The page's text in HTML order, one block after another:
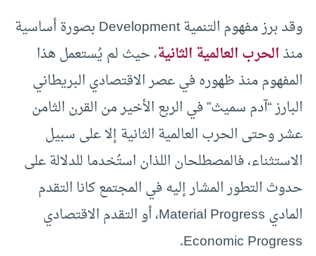
وقد برز مفهوم التنمية Development بصورة أساسية
منذالحرب العالمية الثانية، حيث لم يُستعمل هذا
المفهوم منذ ظهوره في عصر الاقتصادي البريطاني
البارز “آدم سميث” في الربع الأخير من القرن الثامن
عشر وحتى الحرب العالمية الثانية إلا على سبيل
الاستثناء، فالمصطلحان اللذان استُخدما للدلالة على
حدوث التطور المشار إليه في المجتمع كانا التقدم
المادي Material Progress، أو التقدم الاقتصادي
Economic Progress.